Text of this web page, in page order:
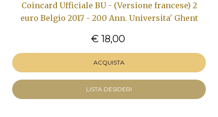
Coincard Ufficiale BU - (Versione francese) 2
euro Belgio 2017 - 200 Ann. Universita' Ghent
€ 18,00
ACQUISTA
LISTA DESIDERI